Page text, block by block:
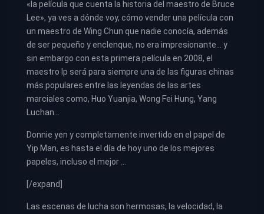
«la película que cuenta la historia del maestro de Bruce
Lee», ya ves a dónde voy, cómo vender una película con
un maestro de Wing Chun que nadie conocía, además
de ser pequeño y enclenque, no era impresionante… y
sin embargo con esta primera película en 2008, el
maestro Ip será para siempre una de las figuras chinas
más populares entre las leyendas de las artes
marciales como, Huo Yuanjia, Wong Fei Hung, Yang
Luchan…
Donnie yen y completamente invertido en el papel de
Yip Man, es hasta el día de hoy uno de los mejores
papeles, incluso el mejor …
[/expand]
Las escenas de lucha son hermosas, la velocidad, la